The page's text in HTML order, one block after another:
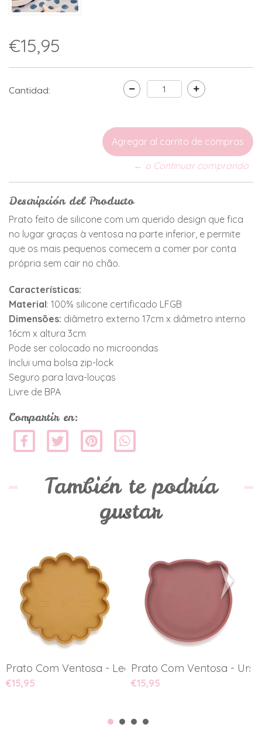
€15,95
Cantidad:
← o Continuar comprando
Descripción del Producto
Prato feito de silicone com um querido design que fica
no lugar graças à ventosa na parte inferior, e permite
que os mais pequenos comecem a comer por conta
própria sem cair no chão.
Características:
Material: 100% silicone certificado LFGB
Dimensões: diâmetro externo 17cm x diâmetro interno
16cm x altura 3cm
Pode ser colocado no microondas
Inclui uma bolsa zip-lock
Seguro para lava-louças
Livre de BPA
Compartir en:
También te podría
gustar
Prato Com Ventosa - Leão
€15,95
Prato Com Ventosa - Urso
€15,95